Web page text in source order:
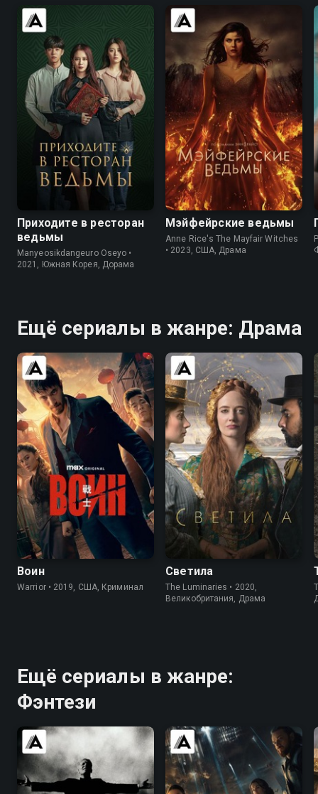
7.8 7.3
Приходите в ресторан
ведьмы
Manyeosikdangeuro Oseyo •
2021, Южная Корея, Дорама
7.2 6.2
Мэйфейрские ведьмы
Anne Rice's The Mayfair Witches
• 2023, США, Драма
Ещё сериалы в жанре: Драма
8.2 8.4
Воин
Warrior • 2019, США, Криминал
7.0 6.4
Светила
The Luminaries • 2020,
Великобритания, Драма
Ещё сериалы в жанре:
Фэнтези